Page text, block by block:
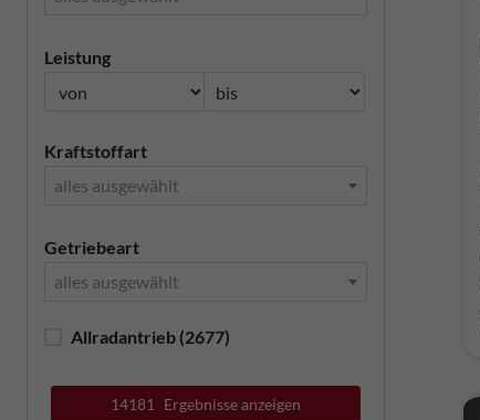
Leistung
Kraftstoffart
alles ausgewählt
Getriebeart
alles ausgewählt
Allradantrieb (2677)
14181 Ergebnisse anzeigen